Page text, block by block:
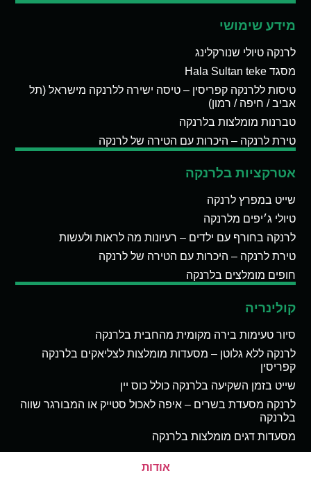
מידע שימושי
לרנקה טיולי שנורקלינג
מסגד Hala Sultan teke
טיסות ללרנקה קפריסין – טיסה ישירה ללרנקה מישראל (תל
אביב / חיפה / רמון)
טברנות מומלצות בלרנקה
טירת לרנקה – היכרות עם הטירה של לרנקה
אטרקציות בלרנקה
שייט במפרץ לרנקה
טיולי ג׳יפים מלרנקה
לרנקה בחורף עם ילדים – רעיונות מה לראות ולעשות
טירת לרנקה – היכרות עם הטירה של לרנקה
חופים מומלצים בלרנקה
קולינריה
סיור טעימות בירה מקומית מהחבית בלרנקה
לרנקה ללא גלוטן – מסעדות מומלצות לצליאקים בלרנקה
קפריסין
שייט בזמן השקיעה בלרנקה כולל כוס יין
לרנקה מסעדת בשרים – איפה לאכול סטייק או המבורגר שווה
בלרנקה
מסעדות דגים מומלצות בלרנקה
אודות